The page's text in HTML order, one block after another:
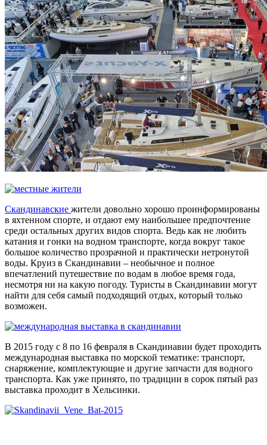
Скандинавские жители довольно хорошо проинформированы
в яхтенном спорте, и отдают ему наибольшее предпочтение
среди остальных других видов спорта. Ведь как не любить
катания и гонки на водном транспорте, когда вокруг такое
большое количество прозрачной и практически нетронутой
воды. Круиз в Скандинавии – необычное и полное
впечатлений путешествие по водам в любое время года,
несмотря ни на какую погоду. Туристы в Скандинавии могут
найти для себя самый подходящий отдых, который только
возможен.
В 2015 году с 8 по 16 февраля в Скандинавии будет проходить
международная выставка по морской тематике: транспорт,
снаряжение, комплектующие и другие запчасти для водного
транспорта. Как уже принято, по традиции в сорок пятый раз
выставка проходит в Хельсинки.